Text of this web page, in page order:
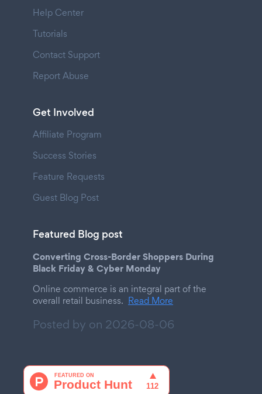
Help Center
Tutorials
Contact Support
Report Abuse
Get Involved
Affiliate Program
Success Stories
Feature Requests
Guest Blog Post
Featured Blog post
Converting Cross-Border Shoppers During
Black Friday & Cyber Monday
Online commerce is an integral part of the
overall retail business. Read More
Posted by on 2026-08-06